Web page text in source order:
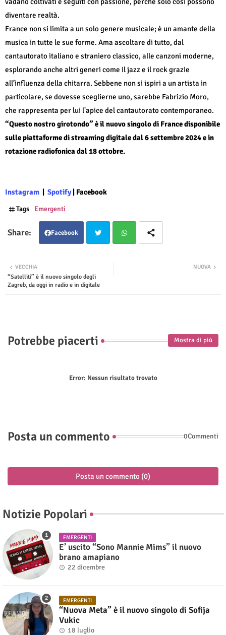
diventare realtà.
France non si limita a un solo genere musicale; è un amante della
musica in tutte le sue forme. Ama ascoltare di tutto, dal
cantautorato italiano e straniero classico, alle canzoni moderne,
esplorando anche altri generi come il jazz e il rock grazie
all’influenza della chitarra. Sebbene non si ispiri a un artista in
particolare, se dovesse sceglierne uno, sarebbe Fabrizio Moro,
che rappresenta per lui l'apice del cantautorato contemporaneo.
“Questo nostro girotondo” è il nuovo singolo di France disponibile
sulle piattaforme di streaming digitale dal 6 settembre 2024 e in
rotazione radiofonica dal 18 ottobre.
Instagram | Spotify | Facebook
Tags Emergenti
Facebook
ter
NUOVA
VECCHIA
“Satelliti” è il nuovo singolo degli
Zagreb, da oggi in radio e in digitale
Potrebbe piacerti Mostra di più
Error: Nessun risultato trovato
Posta un commento 0Commenti
Posta un commento (0)
Notizie Popolari
EMERGENTI
E’ uscito “Sono Mannie Mims” il nuovo
brano amapiano
22 dicembre
EMERGENTI
“Nuova Meta” è il nuovo singolo di Sofija
Vukic
18 luglio